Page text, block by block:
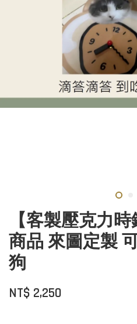
【客製壓克力
商品 來圖定製
狗
NT$ 2,250